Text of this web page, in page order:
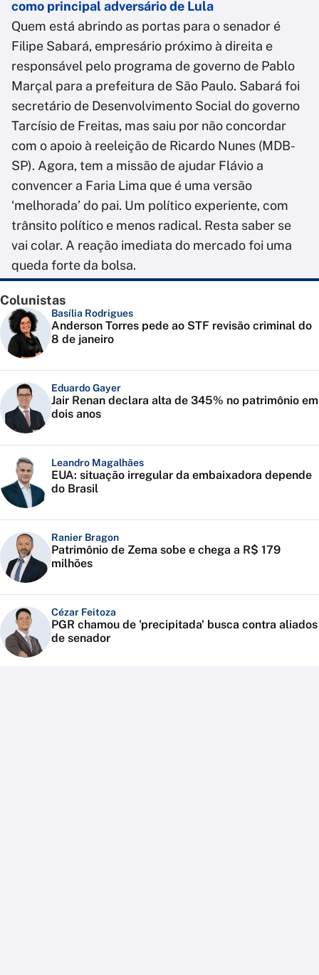
como principal adversário de Lula
Quem está abrindo as portas para o senador é
Filipe Sabará, empresário próximo à direita e
responsável pelo programa de governo de Pablo
Marçal para a prefeitura de São Paulo. Sabará foi
secretário de Desenvolvimento Social do governo
Tarcísio de Freitas, mas saiu por não concordar
com o apoio à reeleição de Ricardo Nunes (MDB-
SP). Agora, tem a missão de ajudar Flávio a
convencer a Faria Lima que é uma versão
‘melhorada’ do pai. Um político experiente, com
trânsito político e menos radical. Resta saber se
vai colar. A reação imediata do mercado foi uma
queda forte da bolsa.
Colunistas
Basília Rodrigues
Anderson Torres pede ao STF revisão criminal do
8 de janeiro
Eduardo Gayer
Jair Renan declara alta de 345% no patrimônio em
dois anos
Leandro Magalhães
EUA: situação irregular da embaixadora depende
do Brasil
Ranier Bragon
Patrimônio de Zema sobe e chega a R$ 179
milhões
Cézar Feitoza
PGR chamou de 'precipitada' busca contra aliados
de senador